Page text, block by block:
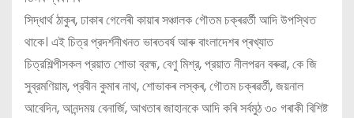
সিদ্ধাৰ্থ ঠাকুৰ, ঢাকাৰ গেলেৰী কায়াৰ সঞ্চালক গৌতম চক্ৰৱৰ্তী আদি উপস্থিত
থাকে। এই চিত্র প্রদর্শনীখনত ভাৰতবৰ্ষ আৰু বাংলাদেশৰ প্ৰখ্যাত
চিত্রশিল্পীসকল প্রয়াত শোভা ব্রহ্ম, বেণু মিশ্র, প্রয়াত নীলপৱন বৰুৱা, কে জি
সুব্রমণিয়াম, প্রবীন কুমাৰ নাথ, শোভাকৰ লস্কৰ, গৌতম চক্ৰৱৰ্তী, জয়নাল
আবেদিন, আনন্দময় বেনার্জি, আখতাৰ জাহানকে আদি কৰি সৰ্বমুঠ ৩০ গৰাকী বিশিষ্ট